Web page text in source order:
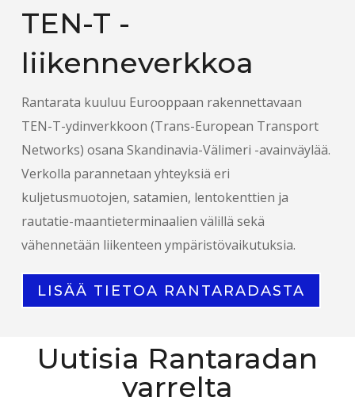
TEN-T -
liikenneverkkoa
Rantarata kuuluu Eurooppaan rakennettavaan
TEN-T-ydinverkkoon (Trans-European Transport
Networks) osana Skandinavia-Välimeri -avainväylää.
Verkolla parannetaan yhteyksiä eri
kuljetusmuotojen, satamien, lentokenttien ja
rautatie-maantieterminaalien välillä sekä
vähennetään liikenteen ympäristövaikutuksia.
LISÄÄ TIETOA RANTARADASTA
Uutisia Rantaradan
varrelta